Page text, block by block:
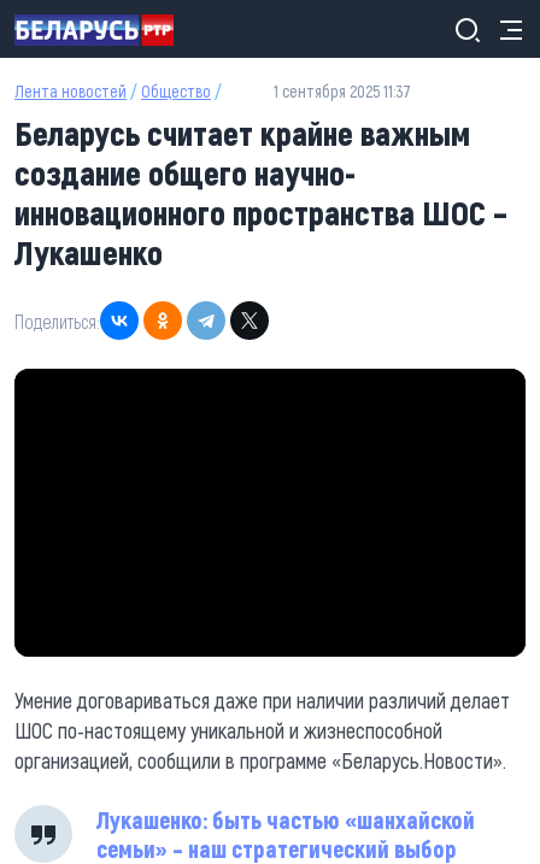
Перейти к основному содержанию
Лента новостей / Общество / 1 сентября 2025 11:37
Беларусь считает крайне важным
создание общего научно-
инновационного пространства ШОС –
Лукашенко
Поделиться:
Умение договариваться даже при наличии различий делает
ШОС по-настоящему уникальной и жизнеспособной
организацией, сообщили в программе «Беларусь.Новости».
Лукашенко: быть частью «шанхайской
семьи» – наш стратегический выбор